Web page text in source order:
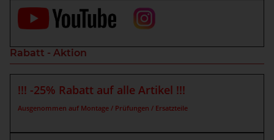
Rabatt - Aktion
!!! -25% Rabatt auf alle Artikel !!!
Ausgenommen auf Montage / Prüfungen / Ersatzteile